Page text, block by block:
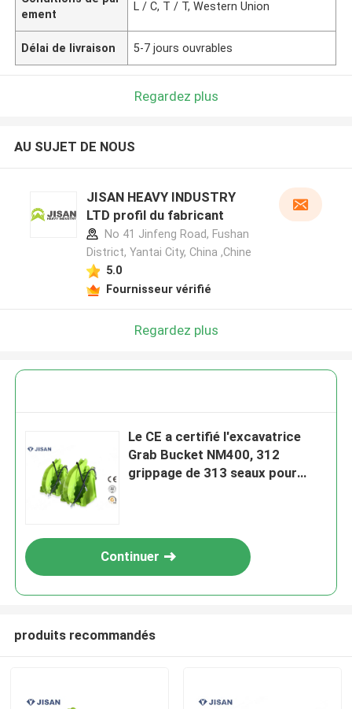
ement
L / C, T / T, Western Union
Délai de livraison 5-7 jours ouvrables
Regardez plus
AU SUJET DE NOUS
JISAN HEAVY INDUSTRY
LTD profil du fabricant
No 41 Jinfeng Road, Fushan
District, Yantai City, China ,Chine
5.0
Fournisseur vérifié
Regardez plus
Le CE a certifié l'excavatrice
Grab Bucket NM400, 312
grippage de 313 seaux pour
Continuer
produits recommandés